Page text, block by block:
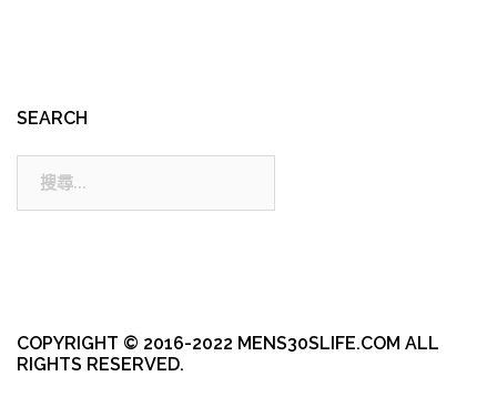
SEARCH
COPYRIGHT © 2016-2022 MENS30SLIFE.COM ALL
RIGHTS RESERVED.